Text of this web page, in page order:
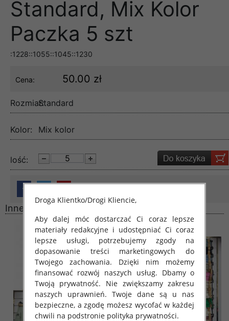
Standard, Mix Kolor
Paczka 5 szt
:1228::1055::1045::1230
Cena: 50.00 zł
Rozmiar:Standard
Kolor: Mix kolor
lość:
Inne produkty
Droga Klientko/Drogi Kliencie,
Aby dalej móc dostarczać Ci coraz lepsze
materiały redakcyjne i udostępniać Ci coraz
lepsze usługi, potrzebujemy zgody na
dopasowanie treści marketingowych do
Twojego zachowania. Dzięki nim możemy
finansować rozwój naszych usług. Dbamy o
Twoją prywatność. Nie zwiększamy zakresu
naszych uprawnień. Twoje dane są u nas
bezpieczne, a zgodę możesz wycofać w każdej
chwili na podstronie polityka prywatności.